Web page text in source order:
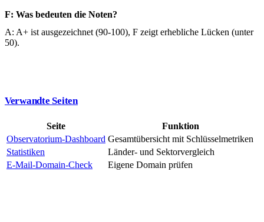
F: Was bedeuten die Noten?
A: A+ ist ausgezeichnet (90-100), F zeigt erhebliche Lücken (unter
50).
Verwandte Seiten
Seite
Funktion
Observatorium-Dashboard Gesamtübersicht mit Schlüsselmetriken
Statistiken
Länder- und Sektorvergleich
E-Mail-Domain-Check
Eigene Domain prüfen